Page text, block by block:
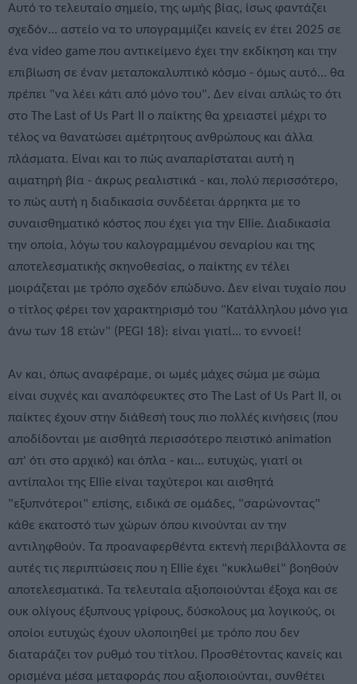
Αυτό το τελευταίο σημείο, της ωμής βίας, ίσως φαντάζει
σχεδόν... αστείο να το υπογραμμίζει κανείς εν έτει 2025 σε
ένα video game που αντικείμενο έχει την εκδίκηση και την
επιβίωση σε έναν μεταποκαλυπτικό κόσμο - όμως αυτό... θα
πρέπει "να λέει κάτι από μόνο του". Δεν είναι απλώς το ότι
στο The Last of Us Part II ο παίκτης θα χρειαστεί μέχρι το
τέλος να θανατώσει αμέτρητους ανθρώπους και άλλα
πλάσματα. Είναι και το πώς αναπαρίσταται αυτή η
αιματηρή βία - άκρως ρεαλιστικά - και, πολύ περισσότερο,
το πώς αυτή η διαδικασία συνδέεται άρρηκτα με το
συναισθηματικό κόστος που έχει για την Ellie. Διαδικασία
την οποία, λόγω του καλογραμμένου σεναρίου και της
αποτελεσματικής σκηνοθεσίας, ο παίκτης εν τέλει
μοιράζεται με τρόπο σχεδόν επώδυνο. Δεν είναι τυχαίο που
ο τίτλος φέρει τον χαρακτηρισμό του "Κατάλληλου μόνο για
άνω των 18 ετών" (PEGI 18): είναι γιατί... το εννοεί!
Αν και, όπως αναφέραμε, οι ωμές μάχες σώμα με σώμα
είναι συχνές και αναπόφευκτες στο The Last of Us Part II, οι
παίκτες έχουν στην διάθεσή τους πιο πολλές κινήσεις (που
αποδίδονται με αισθητά περισσότερο πειστικό animation
απ' ότι στο αρχικό) και όπλα - και... ευτυχώς, γιατί οι
αντίπαλοι της Ellie είναι ταχύτεροι και αισθητά
"εξυπνότεροι" επίσης, ειδικά σε ομάδες, "σαρώνοντας"
κάθε εκατοστό των χώρων όπου κινούνται αν την
αντιληφθούν. Τα προαναφερθέντα εκτενή περιβάλλοντα σε
αυτές τις περιπτώσεις που η Ellie έχει "κυκλωθεί" βοηθούν
αποτελεσματικά. Τα τελευταία αξιοποιούνται έξοχα και σε
ουκ ολίγους έξυπνους γρίφους, δύσκολους μα λογικούς, οι
οποίοι ευτυχώς έχουν υλοποιηθεί με τρόπο που δεν
διαταράζει τον ρυθμό του τίτλου. Προσθέτοντας κανείς και
ορισμένα μέσα μεταφοράς που αξιοποιούνται, συνθέτει